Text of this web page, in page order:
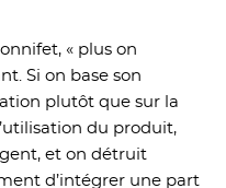
« plus on
Si on base son
plutôt que sur la
du produit,
et on détruit
d’intégrer une part